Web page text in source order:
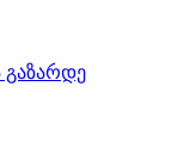
გაზარდე